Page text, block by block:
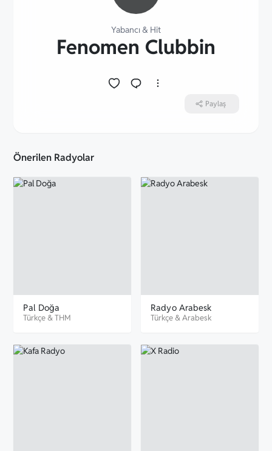
Yabancı & Hit
Fenomen Clubbin
Paylaş
Önerilen Radyolar
Pal Doğa
Türkçe&THM
Radyo Arabesk
Türkçe&Arabesk